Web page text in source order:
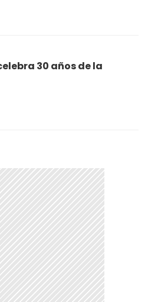
30 años de la